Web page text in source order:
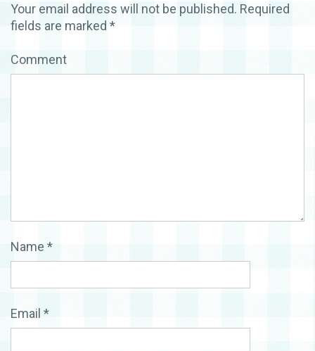
Your email address will not be published. Required
fields are marked *
Comment
Name *
Email *